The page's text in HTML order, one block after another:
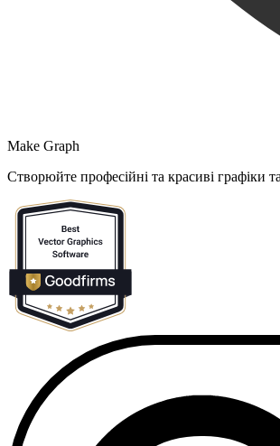
Make Graph
Створюйте професійні та красиві графіки